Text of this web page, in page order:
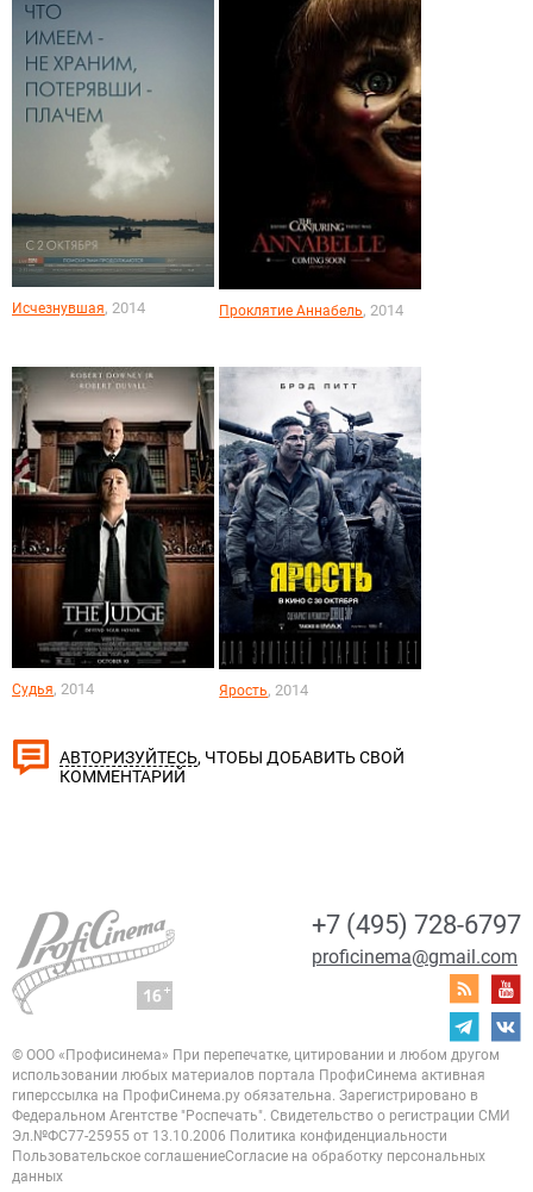
Исчезнувшая, 2014 Проклятие Аннабель, 2014
Судья, 2014 Ярость, 2014
АВТОРИЗУЙТЕСЬ, ЧТОБЫ ДОБАВИТЬ СВОЙ
КОММЕНТАРИЙ
+7 (495) 728-6797
proficinema@gmail.com
© ООО «Профисинема» При перепечатке, цитировании и любом другом
использовании любых материалов портала ПрофиСинема активная
гиперссылка на ПрофиСинема.ру обязательна. Зарегистрировано в
Федеральном Агентстве "Роспечать". Свидетельство о регистрации СМИ
Эл.№ФС77-25955 от 13.10.2006 Политика конфиденциальности
Пользовательское соглашениеСогласие на обработку персональных
данных